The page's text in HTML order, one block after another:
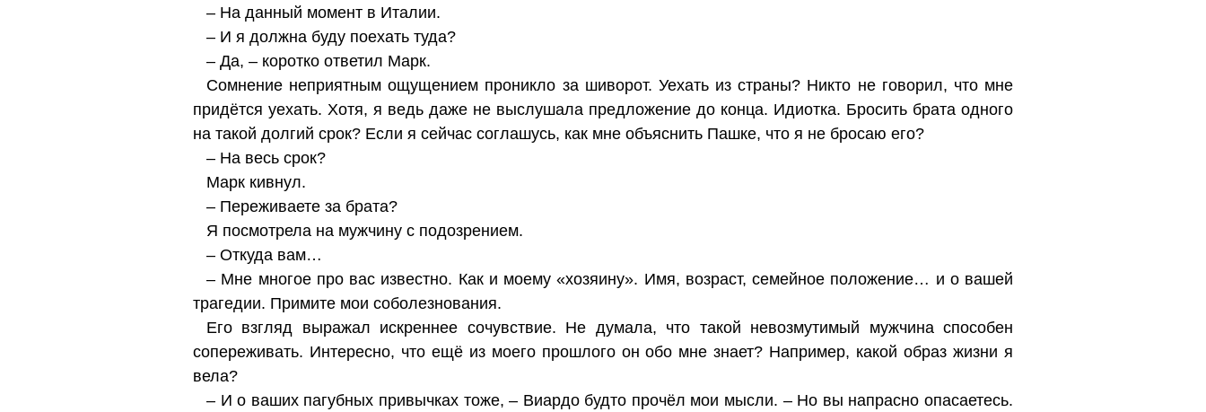
– На данный момент в Италии.
– И я должна буду поехать туда?
– Да, – коротко ответил Марк.
Сомнение неприятным ощущением проникло за шиворот. Уехать из страны? Никто не говорил, что мне
придётся уехать. Хотя, я ведь даже не выслушала предложение до конца. Идиотка. Бросить брата одного
на такой долгий срок? Если я сейчас соглашусь, как мне объяснить Пашке, что я не бросаю его?
– На весь срок?
Марк кивнул.
– Переживаете за брата?
Я посмотрела на мужчину с подозрением.
– Откуда вам…
– Мне многое про вас известно. Как и моему «хозяину». Имя, возраст, семейное положение… и о вашей
трагедии. Примите мои соболезнования.
Его взгляд выражал искреннее сочувствие. Не думала, что такой невозмутимый мужчина способен
сопереживать. Интересно, что ещё из моего прошлого он обо мне знает? Например, какой образ жизни я
вела?
– И о ваших пагубных привычках тоже, – Виардо будто прочёл мои мысли. – Но вы напрасно опасаетесь.